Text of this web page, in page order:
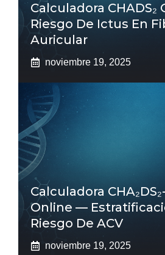
Calculadora
Riesgo De Ictus En
Auricular
noviembre 19, 2025
Calculadora
Online —
Riesgo De ACV
noviembre 19, 2025